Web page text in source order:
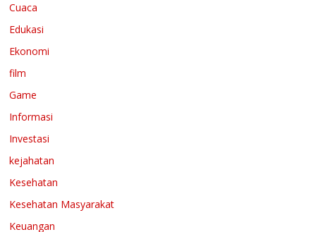
Cuaca
Edukasi
Ekonomi
film
Game
Informasi
Investasi
kejahatan
Kesehatan
Kesehatan Masyarakat
Keuangan